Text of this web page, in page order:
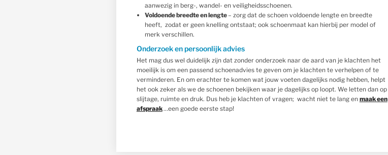
aanwezig in berg-, wandel- en veiligheidsschoenen.
Voldoende breedte en lengte – zorg dat de schoen voldoende lengte en breedte
heeft, zodat er geen knelling ontstaat; ook schoenmaat kan hierbij per model of
merk verschillen.
Onderzoek en persoonlijk advies
Het mag dus wel duidelijk zijn dat zonder onderzoek naar de aard van je klachten het
moeilijk is om een passend schoenadvies te geven om je klachten te verhelpen of te
verminderen. En om erachter te komen wat jouw voeten dagelijks nodig hebben, helpt
het ook zeker als we de schoenen bekijken waar je dagelijks op loopt. We letten dan op
slijtage, ruimte en druk. Dus heb je klachten of vragen; wacht niet te lang en maak een
afspraak…een goede eerste stap!